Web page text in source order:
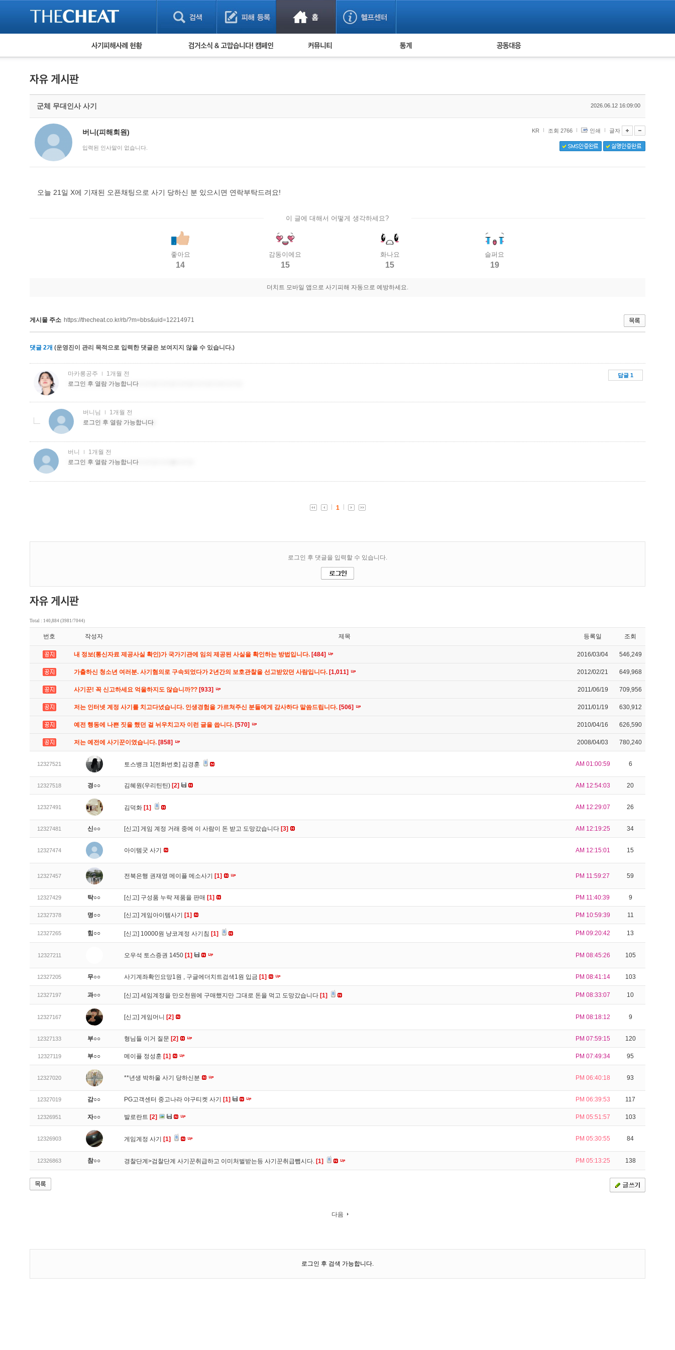
피해사례 현황
보이스피싱 피해사례
유해사이트 목록
비공개 피해사례
워킹홀리데이 피해사례
검거 소식 사기 예방했어요! 누적 피해사례 통계 피해자 공동대응
군체 무대인사 사기 2026.06.12 16:09:00
버니(피해회원)
입력된 인사말이 없습니다.
KR 조회 2766 인쇄 글자
오늘 21일 X에 기재된 오픈채팅으로 사기 당하신 분 있으시면 연락부탁드려요!
이 글에 대해서 어떻게 생각하세요?
좋아요
14
감동이에요
15
화나요
15
슬퍼요
19
더치트 모바일 앱으로 사기피해 자동으로 예방하세요.
게시물 주소 https://thecheat.co.kr/rb/?m=bbs&uid=12214971
댓글 2개 (운영진이 관리 목적으로 입력한 댓글은 보여지지 않을 수 있습니다.)
Total : 140,884 (3981/7044)
번호 작성자 제목 등록일 조회
내 정보(통신자료 제공사실 확인)가 국가기관에 임의 제공된 사실을 확인하는 방법입니다. [484] 2016/03/04 546,249
가출하신 청소년 여러분. 사기혐의로 구속되었다가 2년간의 보호관찰을 선고받았던 사람입니다. [1,011] 2012/02/21 649,968
사기꾼! 꼭 신고하세요 억울하지도 않습니까?? [933] 2011/06/19 709,956
저는 인터넷 계정 사기를 치고다녔습니다. 인생경험을 가르쳐주신 분들에게 감사하다 말씀드립니다. [506] 2011/01/19 630,912
예전 행동에 나쁜 짓을 했던 걸 뉘우치고자 이런 글을 씁니다. [570] 2010/04/16 626,590
저는 예전에 사기꾼이였습니다. [858] 2008/04/03 780,240
12327521 토스뱅크 1[전화번호] 김경훈 AM 01:00:59 6
12327518 경○○ 김혜원(우리틴틴) [2] AM 12:54:03 20
12327491 김덕화 [1] AM 12:29:07 26
12327481 신○○ [신고] 게임 계정 거래 중에 이 사람이 돈 받고 도망갔습니다 [3] AM 12:19:25 34
12327474 아이템굿 사기 AM 12:15:01 15
12327457 전북은행 권재영 메이플 메소사기 [1] PM 11:59:27 59
12327429 탁○○ [신고] 구성품 누락 제품을 판매 [1] PM 11:40:39 9
12327378 명○○ [신고] 게임아이템사기 [1] PM 10:59:39 11
12327265 힘○○ [신고] 10000원 냥코계정 사기침 [1] PM 09:20:42 13
12327211 오우석 토스증권 1450 [1] PM 08:45:26 105
12327205 무○○ 사기계좌확인요망1원 , 구글에더치트검색1원 입금 [1] PM 08:41:14 103
12327197 과○○ [신고] 세임계정을 만오천원에 구매했지만 그대로 돈을 먹고 도망갔습니다 [1] PM 08:33:07 10
12327167 [신고] 게임머니 [2] PM 08:18:12 9
12327133 부○○ 형님들 이거 질문 [2] PM 07:59:15 120
12327119 부○○ 메이플 정성훈 [1] PM 07:49:34 95
12327020 **년생 박하울 사기 당하신분 PM 06:40:18 93
12327019 감○○ PG고객센터 중고나라 야구티켓 사기 [1] PM 06:39:53 117
12326951 자○○ 발로란트 [2] PM 05:51:57 103
12326903 게임계정 사기 [1] PM 05:30:55 84
12326863 참○○ 경찰단계>검찰단계 사기꾼취급하고 이미처벌받는등 사기꾼취급뺍시다. [1] PM 05:13:25 138
다음
로그인 후 검색 가능합니다.